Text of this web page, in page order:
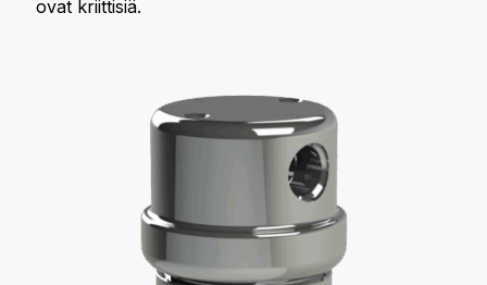
ovat kriittisiä.